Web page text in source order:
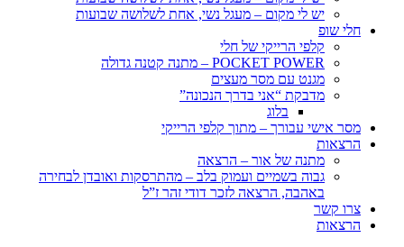
יש לי מקום – מעגל נשי, אחת לשלושה שבועות
חלי שופ
קלפי הרייקי של חלי
POCKET POWER – מתנה קטנה גדולה
מגנט עם מסר מעצים
מדבקת “אני בדרך הנכונה”
בלוג
מסר אישי עבורך – מתוך קלפי הרייקי
הרצאות
מתנה של אור – הרצאה
גבוה בשמיים ועמוק בלב – מהתרסקות ואובדן לבחירה
באהבה, הרצאה לזכר דודי זהר ז”ל
צרו קשר
הרצאות